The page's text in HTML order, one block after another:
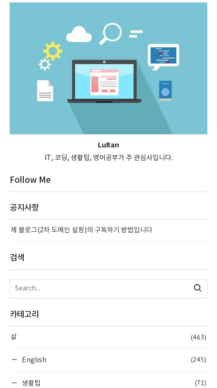
LuRan
IT, 코딩, 생활팁, 영어공부가 주 관심사입니다.
Follow Me
공지사항
제 블로그(2차 도메인 설정)의 구독하기 방법입니다
검색
카테고리
삶 (463)
English (245)
생활팁 (71)